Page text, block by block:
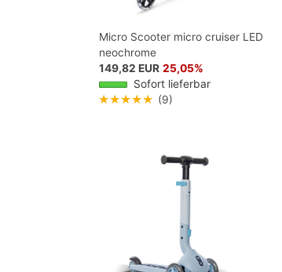
Micro Scooter micro cruiser LED
neochrome
149,82 EUR 25,05%
Sofort lieferbar
★★★★★ (9)